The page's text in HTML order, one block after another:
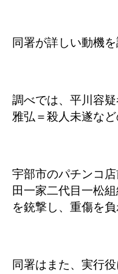
同署が詳しい動機を
調べでは、平川容
雅弘＝殺人未遂など
宇部市のパチンコ
田一家二代目一松
を銃撃し、重傷を負
同署はまた、実行